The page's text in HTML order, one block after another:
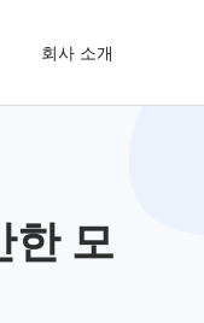
회사 소개
한 모